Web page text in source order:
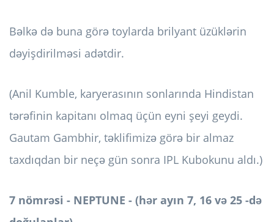
Bəlkə də buna görə toylarda brilyant üzüklərin
dəyişdirilməsi adətdir.
(Anil Kumble, karyerasının sonlarında Hindistan
tərəfinin kapitanı olmaq üçün eyni şeyi geydi.
Gautam Gambhir, təklifimizə görə bir almaz
taxdıqdan bir neçə gün sonra IPL Kubokunu aldı.)
7 nömrəsi - NEPTUNE - (hər ayın 7, 16 və 25 -də